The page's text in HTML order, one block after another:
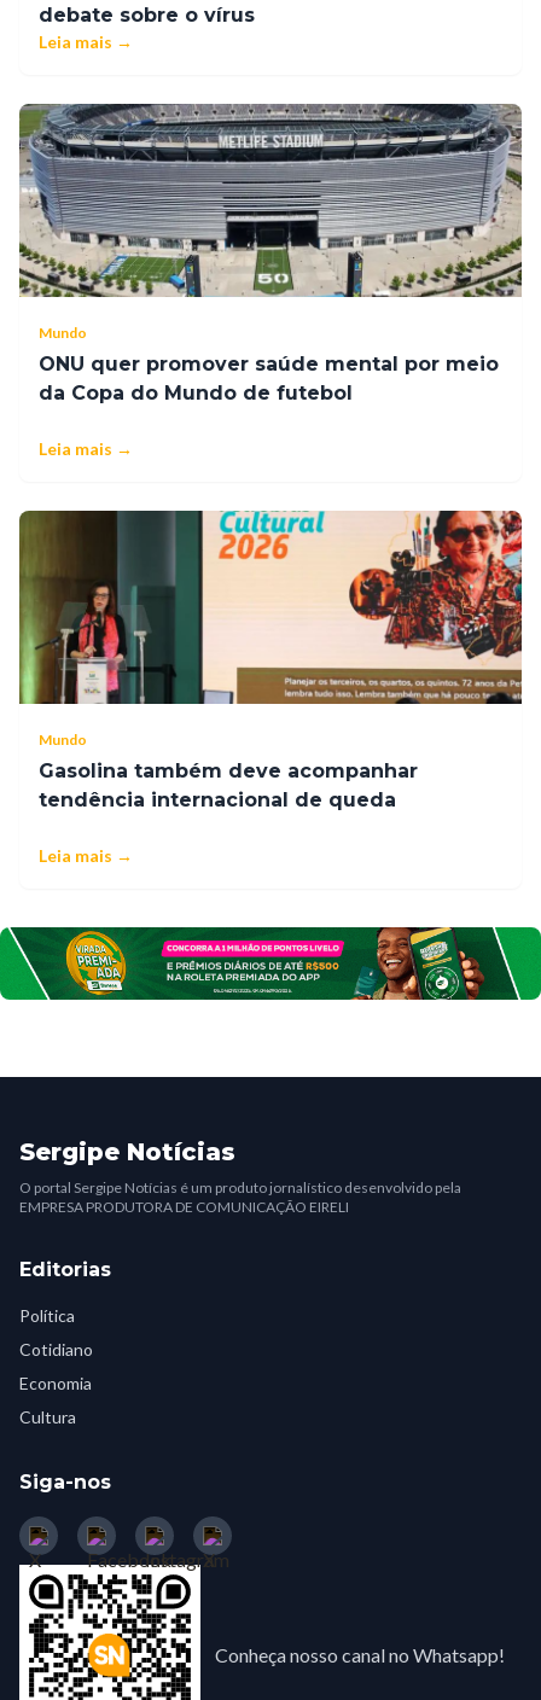
debate sobre o vírus
Leia mais →
Mundo
ONU quer promover saúde mental por meio
da Copa do Mundo de futebol
Leia mais →
Mundo
Gasolina também deve acompanhar
tendência internacional de queda
Leia mais →
Sergipe Notícias
O portal Sergipe Notícias é um produto jornalístico desenvolvido pela
EMPRESA PRODUTORA DE COMUNICAÇÃO EIRELI
Editorias
Política
Cotidiano
Economia
Cultura
Siga-nos
Conheça nosso canal no Whatsapp!